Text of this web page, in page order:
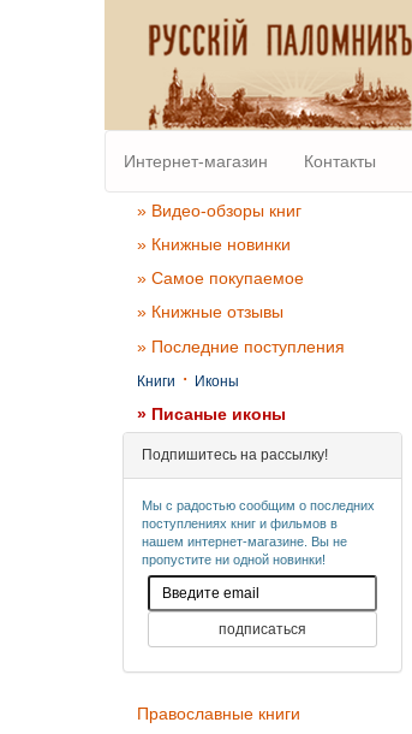
Интернет-магазин Контакты
» Видео-обзоры книг
» Книжные новинки
» Самое покупаемое
» Книжные отзывы
» Последние поступления
Книги · Иконы
» Писаные иконы
Подпишитесь на рассылку!
Мы с радостью сообщим о последних
поступлениях книг и фильмов в
нашем интернет-магазине. Вы не
пропустите ни одной новинки!
Православные книги